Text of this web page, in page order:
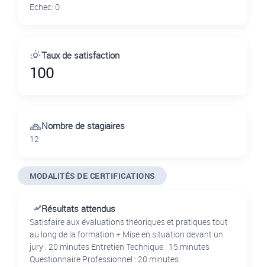
Echec: 0
Taux de satisfaction
100
Nombre de stagiaires
12
MODALITÉS DE CERTIFICATIONS
Résultats attendus
Satisfaire aux évaluations théoriques et pratiques tout
au long de la formation + Mise en situation devant un
jury : 20 minutes Entretien Technique : 15 minutes
Questionnaire Professionnel : 20 minutes